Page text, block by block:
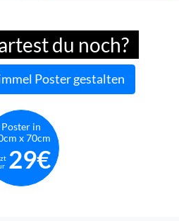
du noch?
Poster gestalten
Poster in
x 70cm
29€